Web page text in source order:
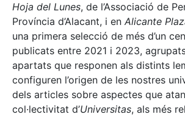
Hoja del Lunes, de l’Associació de
Província d’Alacant, i en Alicante
una primera selecció de més d’un
publicats entre 2021 i 2023,
apartats que responen als distints
configuren l’origen de les nostres
dels articles sobre aspectes que
col·lectivitat d’Universitas, als més